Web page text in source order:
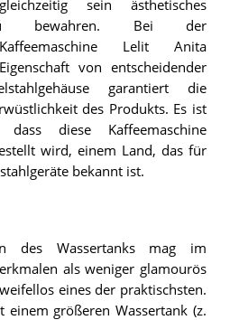
sein ästhetisches
zu bewahren. Bei der
Lelit Anita
von entscheidender
garantiert die
des Produkts. Es ist
dass diese Kaffeemaschine
wird, einem Land, das für
bekannt ist.
des Wassertanks mag im
als weniger glamourös
eines der praktischsten.
einem größeren Wassertank (z.